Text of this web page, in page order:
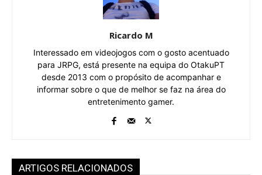
Ricardo M
Interessado em videojogos com o gosto acentuado
para JRPG, está presente na equipa do OtakuPT
desde 2013 com o propósito de acompanhar e
informar sobre o que de melhor se faz na área do
entretenimento gamer.
ARTIGOS RELACIONADOS